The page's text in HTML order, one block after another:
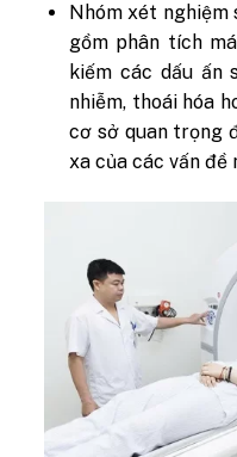
Nhóm xét nghiệm
gồm phân tích
kiếm các dấu ấn
nhiễm, thoái hóa
cơ sở quan trọng
xa của các vấn đề